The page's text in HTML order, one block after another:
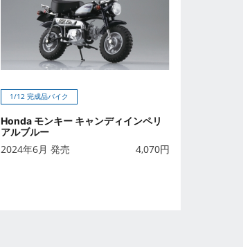
1/12 完成品バイク
Honda モンキー キャンディインペリ
アルブルー
2024年6月 発売 4,070円